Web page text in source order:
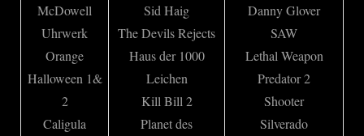
McDowell
Uhrwerk
Orange
Halloween 1&
2
Caligula
Sid Haig
The Devils Rejects
Haus der 1000
Leichen
Kill Bill 2
Planet des
Danny Glover
SAW
Lethal Weapon
Predator 2
Shooter
Silverado